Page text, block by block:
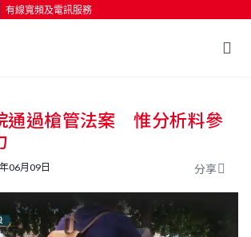
有線寬頻及電訊服務
通過槍管法案 惟分析料參
06月09日 分享